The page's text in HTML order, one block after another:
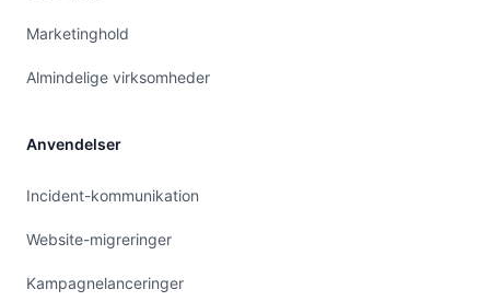
Marketinghold
Almindelige virksomheder
Anvendelser
Incident-kommunikation
Website-migreringer
Kampagnelanceringer